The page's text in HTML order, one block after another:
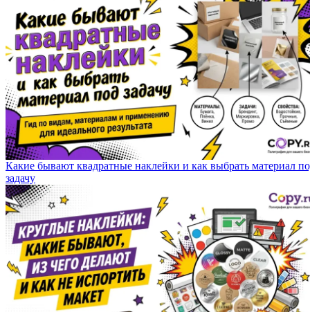
Какие бывают квадратные наклейки и как выбрать материал
задачу